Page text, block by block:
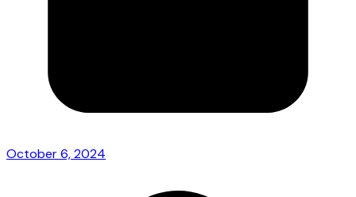
October 6, 2024